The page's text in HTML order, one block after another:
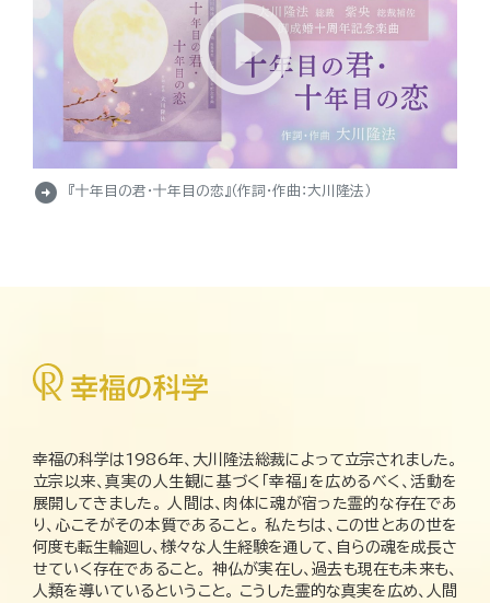
arrow_circle_right 『十年目の君・十年目の恋』（作詞・作曲：大川隆法）
幸福の科学は1986年、大川隆法総裁によって立宗されました。
立宗以来、真実の人生観に基づく「幸福」を広めるべく、活動を
展開してきました。 人間は、肉体に魂が宿った霊的な存在であ
り、心こそがその本質であること。 私たちは、この世とあの世を
何度も転生輪廻し、様々な人生経験を通して、自らの魂を成長さ
せていく存在であること。 神仏が実在し、過去も現在も未来も、
人類を導いているということ。 こうした霊的な真実を広め、人間